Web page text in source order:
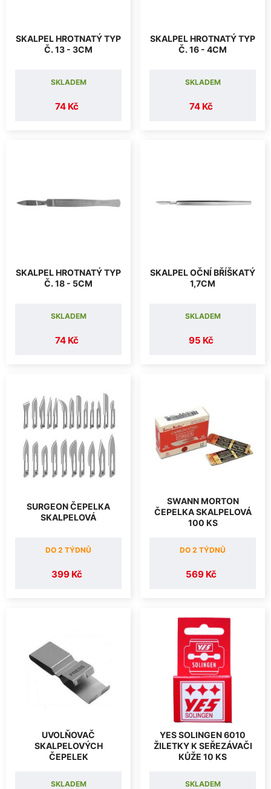
SKALPEL HROTNATÝ TYP
Č. 13 - 3CM
74 Kč
SKLADEM
SKALPEL HROTNATÝ TYP
Č. 16 - 4CM
74 Kč
SKLADEM
SKALPEL HROTNATÝ TYP
Č. 18 - 5CM
74 Kč
SKLADEM
SKALPEL OČNÍ BŘÍŠKATÝ
1,7CM
95 Kč
SKLADEM
SURGEON ČEPELKA
SKALPELOVÁ
399 Kč
DO 2 TÝDNŮ
SWANN MORTON
ČEPELKA SKALPELOVÁ
100 KS
569 Kč
DO 2 TÝDNŮ
UVOLŇOVAČ
SKALPELOVÝCH
ČEPELEK
SKLADEM
YES SOLINGEN 6010
ŽILETKY K SEŘEZÁVAČI
KŮŽE 10 KS
SKLADEM